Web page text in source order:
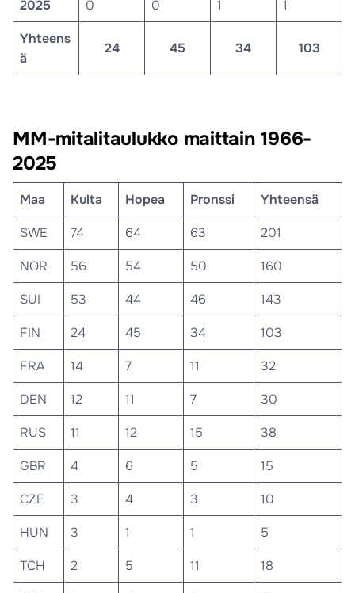
2025 0 0 1
1
Yhteens
ä
24 45 34 103
MM-mitalitaulukko maittain 1966-
2025
Maa Kulta Hopea Pronssi
Yhteensä
SWE
74 64 63
201
NOR
56 54 50
160
SUI
53 44 46
143
FIN
24 45 34
103
FRA
14 7 11
32
DEN
12 11 7
30
RUS
11 12 15
38
GBR
4 6 5
15
CZE
3 4 3
10
HUN
3 1 1
5
TCH
2 5 11
18